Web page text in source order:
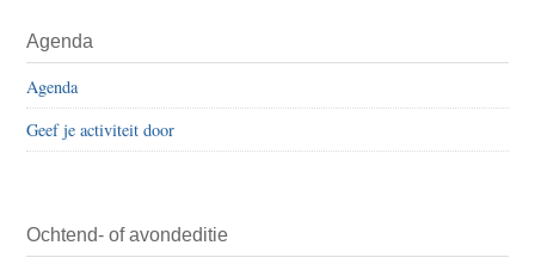
Agenda
Agenda
Geef je activiteit door
Ochtend- of avondeditie